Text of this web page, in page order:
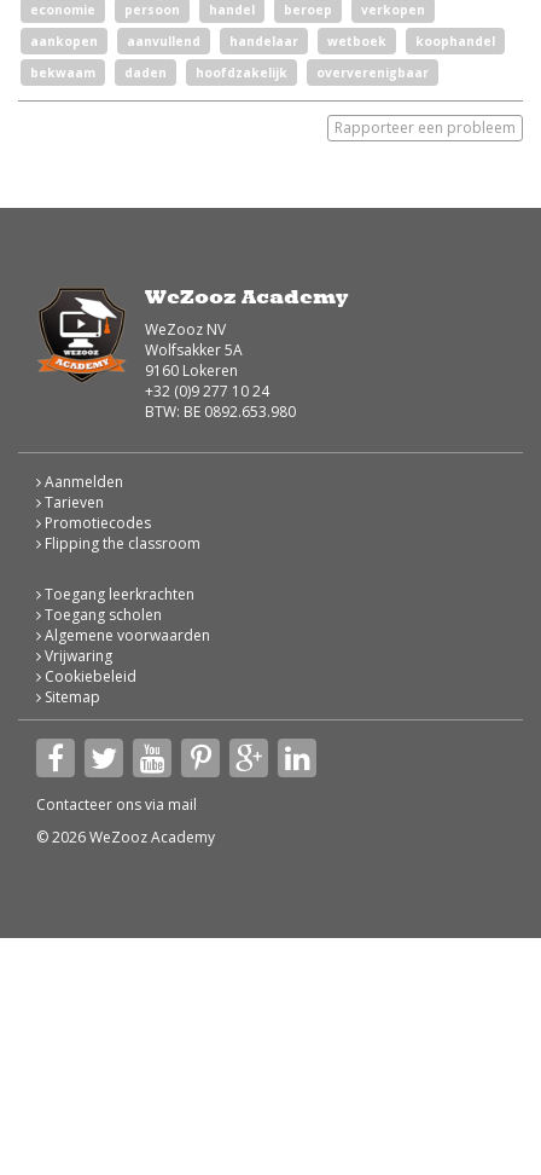
economie persoon handel beroep
verkopen
aankopen
aanvullend handelaar wetboek
koophandel
bekwaam
daden hoofdzakelijk oververenigbaar
Rapporteer een probleem
WeZooz Academy
WeZooz NV
Wolfsakker 5A
9160 Lokeren
+32 (0)9 277 10 24
BTW: BE 0892.653.980
Aanmelden
Tarieven
Promotiecodes
Flipping the classroom
Toegang leerkrachten
Toegang scholen
Algemene voorwaarden
Vrijwaring
Cookiebeleid
Sitemap
Contacteer ons via mail
© 2026 WeZooz Academy